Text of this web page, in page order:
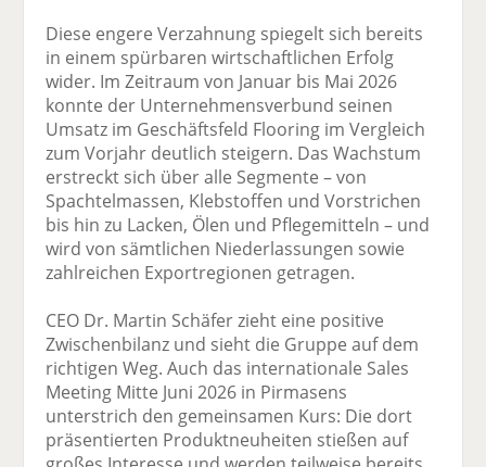
Diese engere Verzahnung spiegelt sich bereits
in einem spürbaren wirtschaftlichen Erfolg
wider. Im Zeitraum von Januar bis Mai 2026
konnte der Unternehmensverbund seinen
Umsatz im Geschäftsfeld Flooring im Vergleich
zum Vorjahr deutlich steigern. Das Wachstum
erstreckt sich über alle Segmente – von
Spachtelmassen, Klebstoffen und Vorstrichen
bis hin zu Lacken, Ölen und Pflegemitteln – und
wird von sämtlichen Niederlassungen sowie
zahlreichen Exportregionen getragen.
CEO Dr. Martin Schäfer zieht eine positive
Zwischenbilanz und sieht die Gruppe auf dem
richtigen Weg. Auch das internationale Sales
Meeting Mitte Juni 2026 in Pirmasens
unterstrich den gemeinsamen Kurs: Die dort
präsentierten Produktneuheiten stießen auf